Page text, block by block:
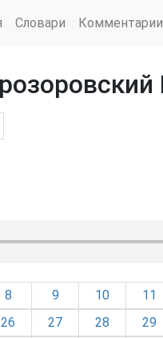
Словари Комментарии
8 9 10 11
26 27 28 29